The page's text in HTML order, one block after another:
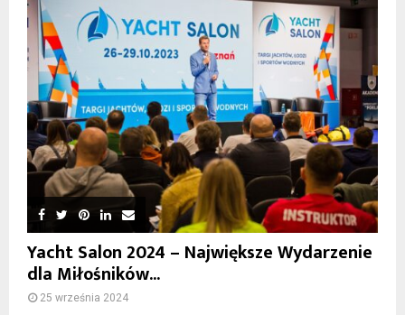
Yacht Salon 2024 – Największe Wydarzenie
dla Miłośników...
25 września 2024